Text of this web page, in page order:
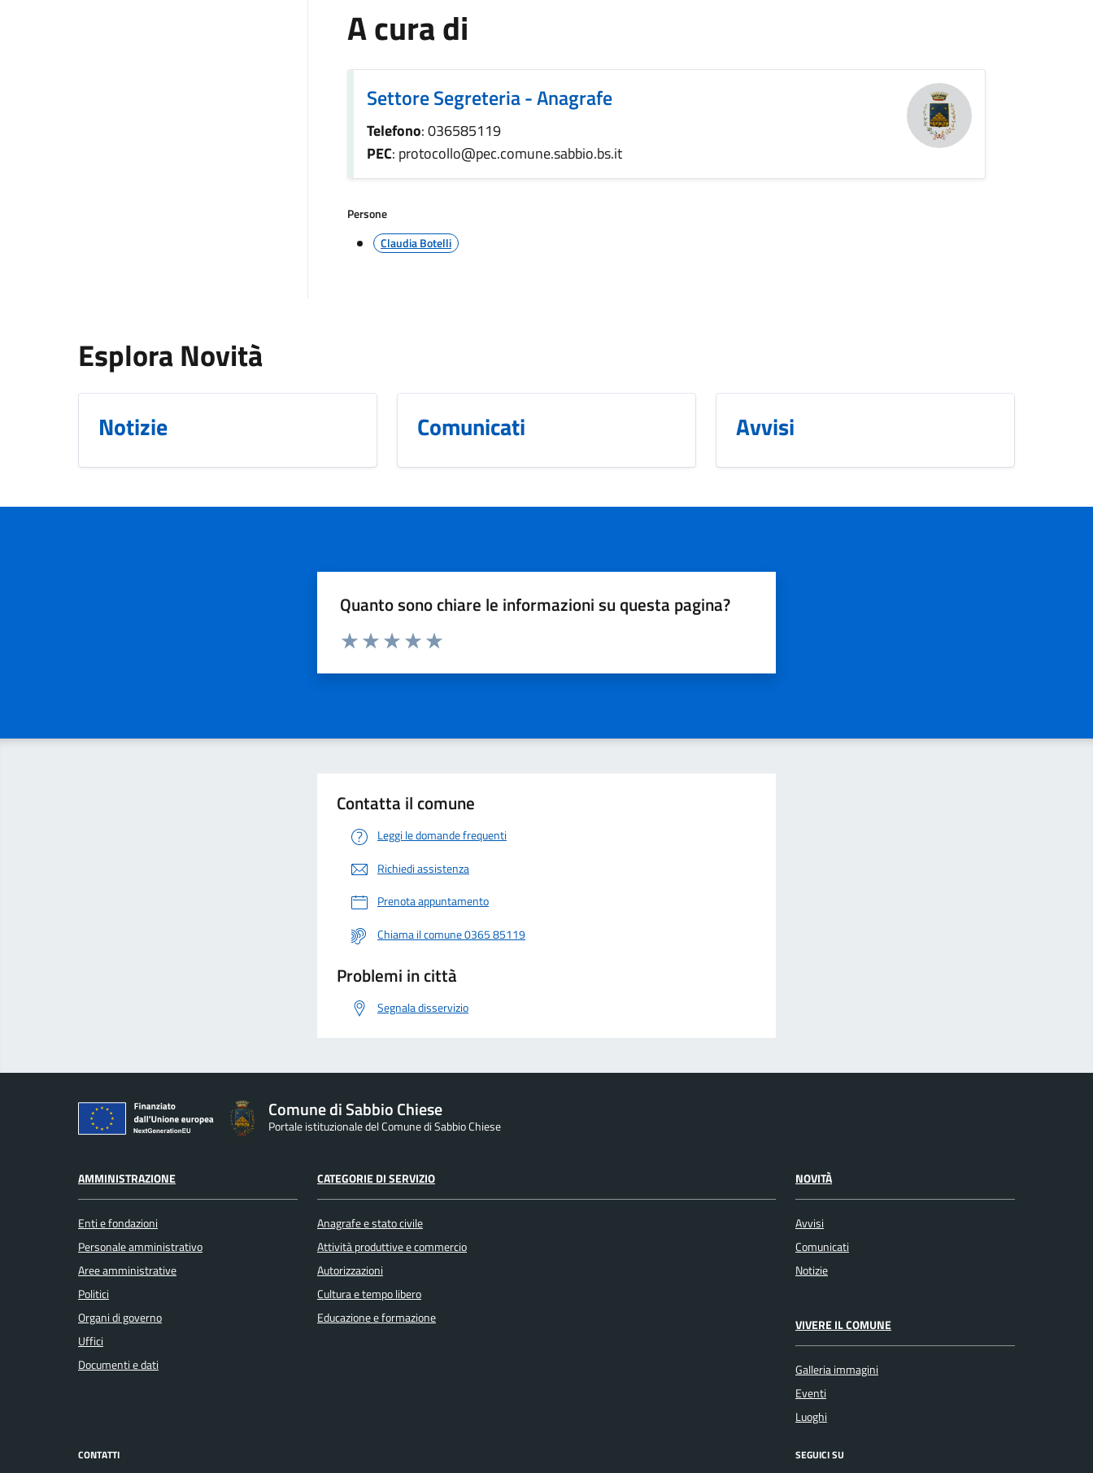
A cura di
Settore Segreteria - Anagrafe
Telefono: 036585119
PEC: protocollo@pec.comune.sabbio.bs.it
Persone
Claudia Botelli
Esplora Novità
Notizie Comunicati Avvisi
Quanto sono chiare le informazioni su questa pagina?
Valuta da 1 a 5 stelle la pagina
Contatta il comune
Leggi le domande frequenti
Richiedi assistenza
Prenota appuntamento
Chiama il comune 0365 85119
Problemi in città
Segnala disservizio
Comune di Sabbio Chiese
Portale istituzionale del Comune di Sabbio Chiese
AMMINISTRAZIONE
Enti e fondazioni
Personale amministrativo
Aree amministrative
Politici
Organi di governo
Uffici
Documenti e dati
CATEGORIE DI SERVIZIO
Anagrafe e stato civile
Attività produttive e commercio
Autorizzazioni
Cultura e tempo libero
Educazione e formazione
NOVITÀ
Avvisi
Comunicati
Notizie
VIVERE IL COMUNE
Galleria immagini
Eventi
Luoghi
CONTATTI SEGUICI SU